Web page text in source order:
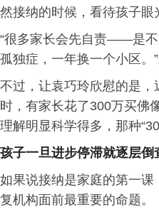
然接纳的时候，看待孩子
“很多家长会先自责——是不
孤独症，一年换一个小区
不过，让袁巧玲欣慰的是，
时，有家长花了300万买佛
理解明显科学得多，那种
孩子一旦进步停滞就逐层倒
如果说接纳是家庭的第一
复机构面前最重要的命题。